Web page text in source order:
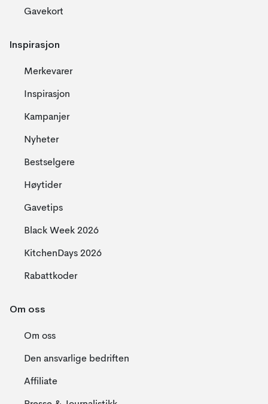
Gavekort
Inspirasjon
Merkevarer
Inspirasjon
Kampanjer
Nyheter
Bestselgere
Høytider
Gavetips
Black Week 2026
KitchenDays 2026
Rabattkoder
Om oss
Om oss
Den ansvarlige bedriften
Affiliate